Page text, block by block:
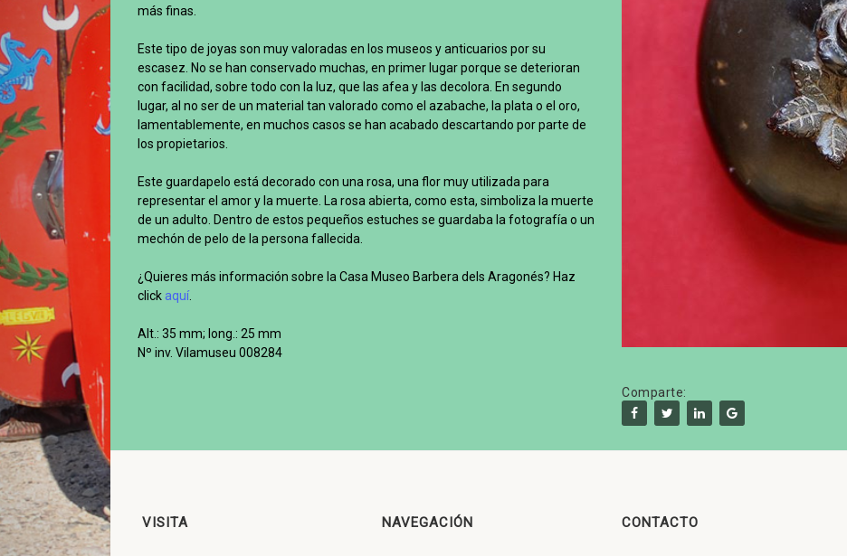
más finas.
Este tipo de joyas son muy valoradas en los museos y anticuarios por su
escasez. No se han conservado muchas, en primer lugar porque se deterioran
con facilidad, sobre todo con la luz, que las afea y las decolora. En segundo
lugar, al no ser de un material tan valorado como el azabache, la plata o el oro,
lamentablemente, en muchos casos se han acabado descartando por parte de
los propietarios.
Este guardapelo está decorado con una rosa, una flor muy utilizada para
representar el amor y la muerte. La rosa abierta, como esta, simboliza la muerte
de un adulto. Dentro de estos pequeños estuches se guardaba la fotografía o un
mechón de pelo de la persona fallecida.
¿Quieres más información sobre la Casa Museo Barbera dels Aragonés? Haz
click aquí
Alt.: 35 mm; long.: 25 mm
Nº inv. Vilamuseu 008284
Comparte:
VISITA NAVEGACIÓN CONTACTO